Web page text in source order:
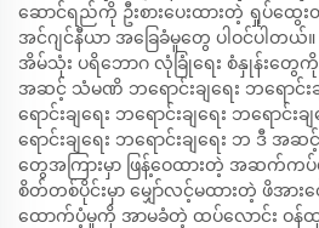
ဆောင်ရည်ကို ဦးစားပေးထားတဲ့ ရှုပ်ထွ
အင်ဂျင်နီယာ အခြေခံမူတွေ ပါဝင်ပါတယ်
အိမ်သုံး ပရိဘောဂ လုံခြုံရေး စံနှုန်းတွ
အဆင့် သံမဏိ ဘရောင်းချရေး ဘရောင်းခ
ရောင်းချရေး ဘရောင်းချရေး ဘရောင်းခ
ရောင်းချရေး ဘရောင်းချရေး ဘ ဒီ အ
တွေအကြားမှာ ဖြန့်ဝေထားတဲ့ အဆက်ကပ်
စိတ်တစ်ပိုင်းမှာ မျှော်လင့်မထားတဲ့ ဖိအ
ထောက်ပံ့မှုကို အာမခံတဲ့ ထပ်လောင်း ဝန်ထု